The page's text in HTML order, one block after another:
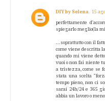
DIY by Selena 15
perfettamente
spiegarlo meglio(la
...soprattutto con il
come viene descritta
quando mi viene
vuoi o non fai niente
a tristezza, come se
stata una scelta
tempo pieno, non ci
sarai 24h/24 e 365
abbia un lavoro o